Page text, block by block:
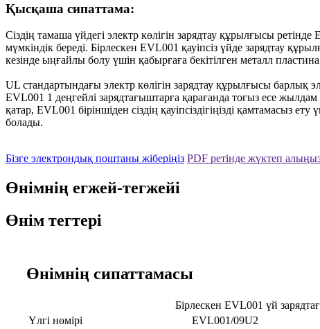
Қысқаша сипаттама:
Сіздің тамаша үйдегі электр көлігін зарядтау құрылғысы
мүмкіндік береді. Бірлескен EVL001 қауіпсіз үйде зарядтау
кезінде ыңғайлы болу үшін қабырғаға бекітілген металл
UL стандартындағы электр көлігін зарядтау құрылғысы барлық
EVL001 1 деңгейлі зарядтағыштарға қарағанда тоғыз есе
қатар, EVL001 біріншіден сіздің қауіпсіздігіңізді қамтамасыз
болады.
Бізге электрондық поштаны жіберіңіз PDF ретінде жүктеп
Өнімнің егжей-тегжейі
Өнім тегтері
Өнімнің сипаттамасы
Бірлескен EVL001 үй
Үлгі нөмірі
EVL001/09U2